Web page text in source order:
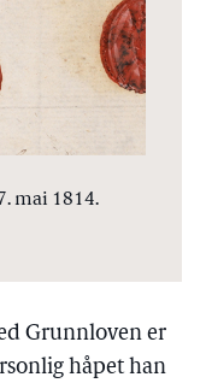
mai 1814.
Grunnloven er
håpet han